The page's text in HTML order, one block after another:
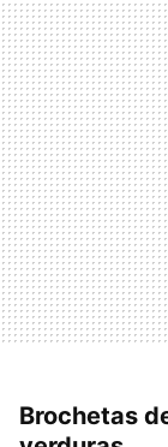
Brochetas